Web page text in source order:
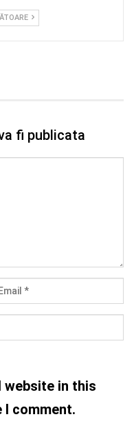
fi publicata
website in this
comment.